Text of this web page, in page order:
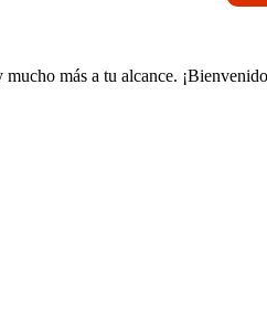
más a tu alcance.